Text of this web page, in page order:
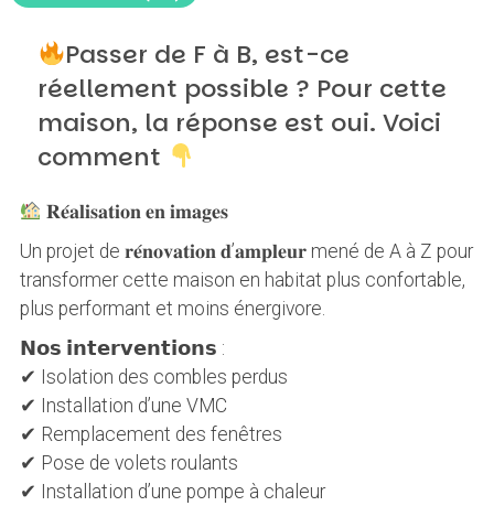
Passer de F à B, est-ce
réellement possible ? Pour cette
maison, la réponse est oui. Voici
comment
𝐑𝐞́𝐚𝐥𝐢𝐬𝐚𝐭𝐢𝐨𝐧 𝐞𝐧 𝐢𝐦𝐚𝐠𝐞𝐬
Un projet de 𝐫𝐞́𝐧𝐨𝐯𝐚𝐭𝐢𝐨𝐧 𝐝’𝐚𝐦𝐩𝐥𝐞𝐮𝐫 mené de A à Z pour
transformer cette maison en habitat plus confortable,
plus performant et moins énergivore.
𝗡𝗼𝘀 𝗶𝗻𝘁𝗲𝗿𝘃𝗲𝗻𝘁𝗶𝗼𝗻𝘀 :
✔ Isolation des combles perdus
✔ Installation d’une VMC
✔ Remplacement des fenêtres
✔ Pose de volets roulants
✔ Installation d’une pompe à chaleur